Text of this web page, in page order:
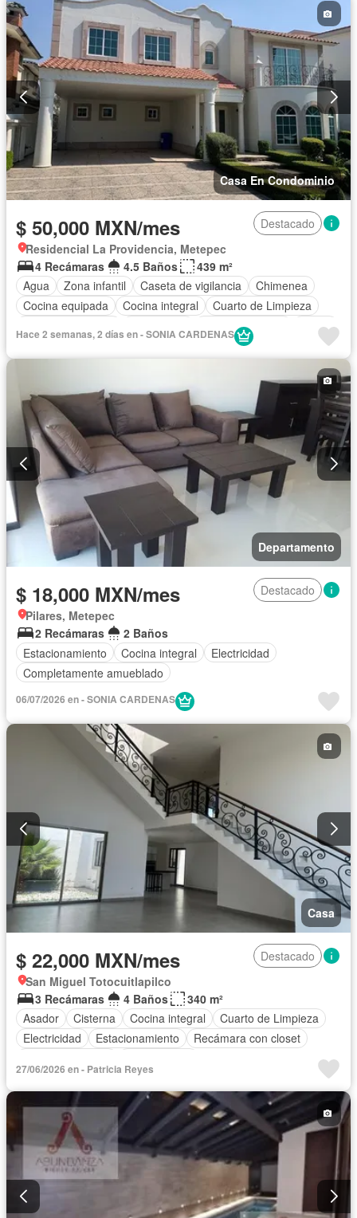
Casa En Condominio
$ 50,000 MXN/mes
Destacado
Residencial La Providencia, Metepec
4 Recámaras
4.5 Baños
439 m²
Agua
Zona infantil Caseta de vigilancia
Chimenea
Cocina equipada
Cocina integral
Cuarto de Limpieza
Estacionamiento
Jardín
Seguridad
Hace 2 semanas, 2 días en - SONIA CARDENAS
Departamento
$ 18,000 MXN/mes
Destacado
Pilares, Metepec
2 Recámaras
2 Baños
Estacionamiento
Cocina integral
Electricidad
Completamente amueblado
06/07/2026 en - SONIA CARDENAS
Casa
$ 22,000 MXN/mes
Destacado
San Miguel Totocuitlapilco
3 Recámaras
4 Baños
340 m²
Asador
Cisterna Cocina integral
Cuarto de Limpieza
Electricidad
Estacionamiento
Recámara con closet
27/06/2026 en - Patricia Reyes